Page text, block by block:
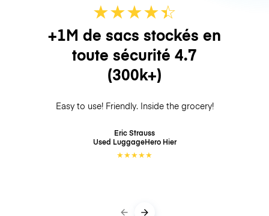
★★★★☆
★
+1M de sacs stockés en
toute sécurité 4.7
(300k+)
Easy to use! Friendly. Inside the grocery!
Eric Strauss
Used LuggageHero Hier
★★★★★